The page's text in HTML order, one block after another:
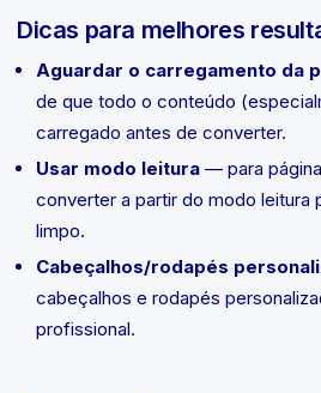
Dicas para melhores
Aguardar o carregamento da
de que todo o conteúdo
carregado antes de converter.
Usar modo leitura — para
converter a partir do modo leitura
limpo.
Cabeçalhos/rodapés
cabeçalhos e rodapés
profissional.